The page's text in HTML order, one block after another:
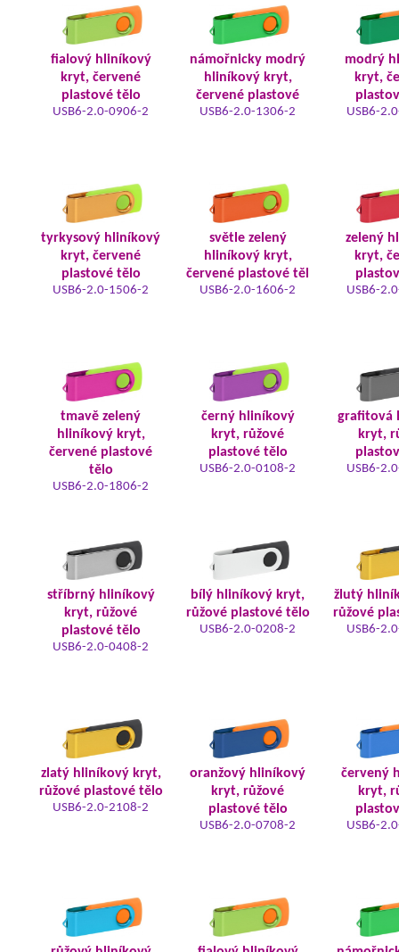
fialový hliníkový
kryt, červené
plastové tělo
USB6-2.0-0906-2
námořnicky modrý
hliníkový kryt,
červené plastové
USB6-2.0-1306-2
modrý
kryt,
USB6-
tyrkysový hliníkový
kryt, červené
plastové tělo
USB6-2.0-1506-2
světle zelený
hliníkový kryt,
červené plastové těl
USB6-2.0-1606-2
zelený
kryt,
USB6-
tmavě zelený
hliníkový kryt,
červené plastové
tělo
USB6-2.0-1806-2
černý hliníkový
kryt, růžové
plastové tělo
USB6-2.0-0108-2
grafitová
kryt,
USB6-
stříbrný hliníkový
kryt, růžové
plastové tělo
USB6-2.0-0408-2
bílý hliníkový kryt,
růžové plastové tělo
USB6-2.0-0208-2
žlutý
růžové
USB6-
zlatý hliníkový kryt,
růžové plastové tělo
USB6-2.0-2108-2
oranžový hliníkový
kryt, růžové
plastové tělo
USB6-2.0-0708-2
červený
kryt,
USB6-